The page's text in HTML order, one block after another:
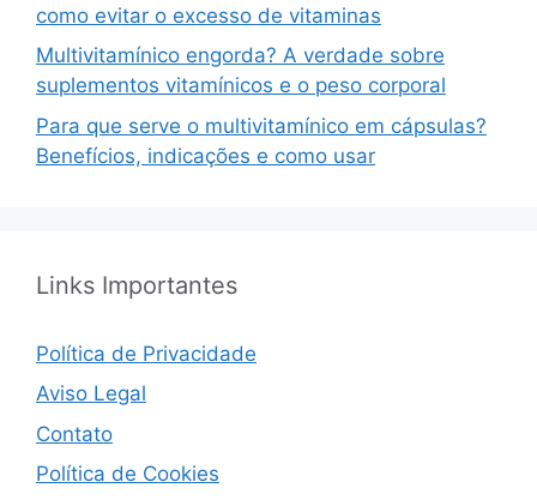
como evitar o excesso de vitaminas
Multivitamínico engorda? A verdade sobre
suplementos vitamínicos e o peso corporal
Para que serve o multivitamínico em cápsulas?
Benefícios, indicações e como usar
Links Importantes
Política de Privacidade
Aviso Legal
Contato
Política de Cookies